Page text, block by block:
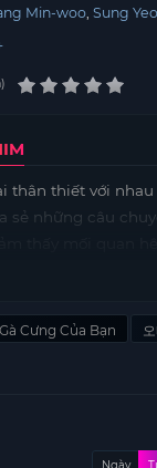
Min-woo Sung
thân thiết với
sẻ những câu
và thiếu sức
vị: mỗi người sẽ
không chỉ làm cho
Cưng Của Bạn